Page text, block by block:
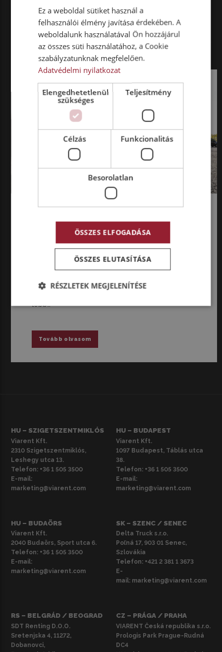
TRUCKNEWS
LEGFRISSEBB TARTALMAK MUTASD MINDET
ELEKTROMOS VONTATÓKKAL
túrával hívta fel a figyelmet az elektromos
teherautók kínálta mai lehetőségekre és a
bevezetésükhöz szükséges kihívásokra az iparági
összefogásként létrejött Milence töltőhálózat. A
több…
Tovább olvasom
HU – SZIGETSZENTMIKLÓS
Viarent Kft.
2310 Szigetszentmiklós,
Leshegy utca 13.
Telefon: +36 1 505 3500
E-mail:
marketing@viarent.com
HU – BUDAPEST
Viarent Kft.
1097 Budapest, Táblás utca
38.
Telefon: +36 1 505 3500
E-mail:
marketing@viarent.com
HU – BUDAÖRS
Viarent Kft.
2040 Budaörs, Sport utca 6.
Telefon: +36 1 505 3500
E-mail:
marketing@viarent.com
SK – SZENC / SENEC
Delta Truck s.r.o.
Poľná 17, 903 01 Senec,
Szlovákia
Telefon: +421 2 381 1 3673
E-
mail: marketing@viarent.com
RS – BELGRÁD / BEOGRAD
SDT Renting D.O.O.
Sretenjska 4, 11272,
Dobanovci,
CZ – PRÁGA / PRAHA
VIARENT Česká republika s.r.o.
Prologis Park Prague-Rudná
DC4
Ez a weboldal sütiket használ a
felhasználói élmény javítása érdekében. A
weboldalunk használatával Ön hozzájárul
az összes süti használatához, a Cookie
szabályzatunknak megfelelően.
Adatvédelmi nyilatkozat
Elengedhetetlenül
szükséges
Teljesítmény
Célzás Funkcionalitás
Besorolatlan
ÖSSZES ELFOGADÁSA
ÖSSZES ELUTASÍTÁSA
RÉSZLETEK MEGJELENÍTÉSE